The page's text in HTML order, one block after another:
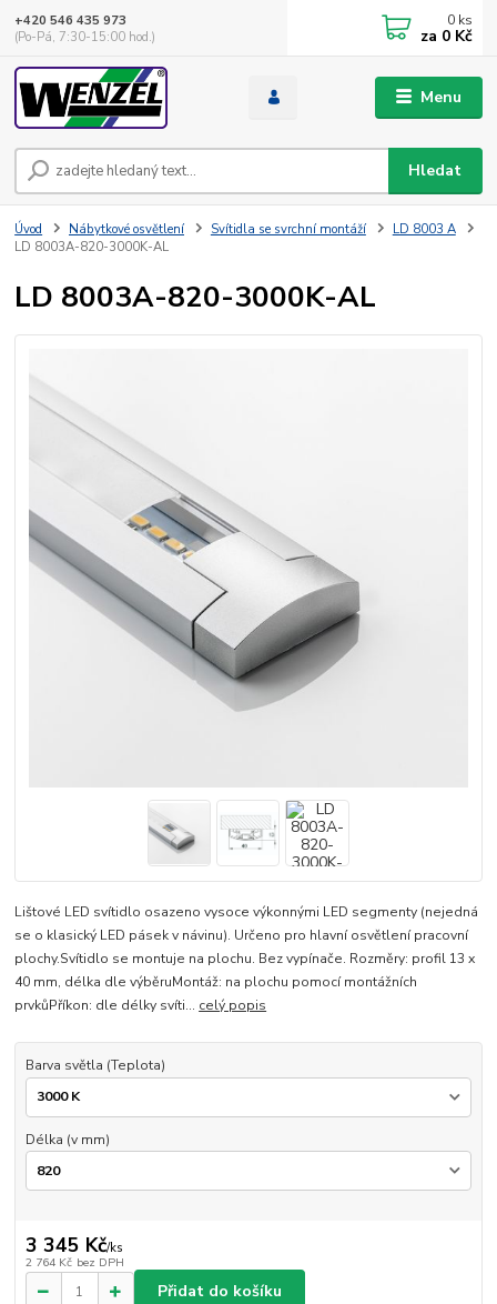
Menu
Hledat
+420 546 435 973
(Po-Pá, 7:30-15:00 hod.)
0 ks
za 0 Kč
Úvod Nábytkové osvětlení Svítidla se svrchní montáží
LD 8003 A
LD 8003A-820-3000K-AL
LD 8003A-820-3000K-AL
Lištové LED svítidlo osazeno vysoce výkonnými LED segmenty (nejedná
se o klasický LED pásek v návinu). Určeno pro hlavní osvětlení pracovní
plochy.Svítidlo se montuje na plochu. Bez vypínače. Rozměry: profil 13 x
40 mm, délka dle výběruMontáž: na plochu pomocí montážních
prvkůPříkon: dle délky svíti... celý popis
Barva světla (Teplota)
Délka (v mm)
3 345 Kč/ks
2 764 Kč bez DPH
Přidat do košíku